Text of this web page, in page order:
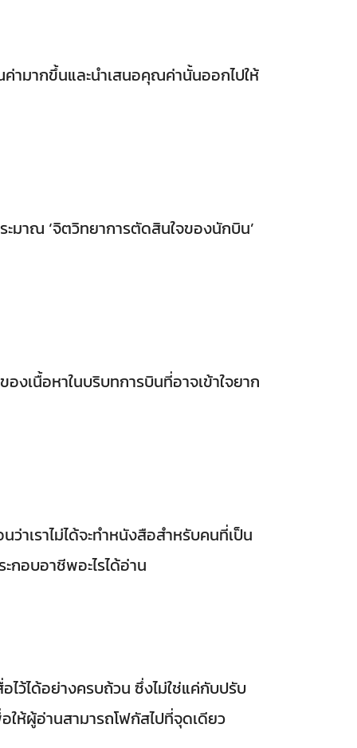
มากขึ้นและนำเสนอคุณค่านั้นออกไปให้
มาณ ‘จิตวิทยาการตัดสินใจของนักบิน’
งเนื้อหาในบริบทการบินที่อาจเข้าใจยาก
าเราไม่ได้จะทำหนังสือสำหรับคนที่เป็น
กอบอาชีพอะไรได้อ่าน
ว้ได้อย่างครบถ้วน ซึ่งไม่ใช่แค่กับปรับ
ห้ผู้อ่านสามารถโฟกัสไปที่จุดเดียว